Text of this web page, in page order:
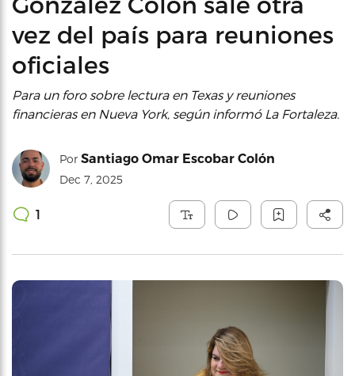
vez del país para reuniones
oficiales
Para un foro sobre lectura en Texas y reuniones
financieras en Nueva York, según informó La Fortaleza.
Por Santiago Omar Escobar Colón
Dec 7, 2025
1